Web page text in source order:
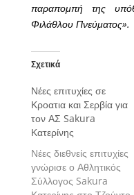
παραπομπή της
Φιλάθλου Πνεύματος».
Σχετικά
Νέες επιτυχίες σε
Κροατια και Σερβία για
τον ΑΣ Sakura
Κατερίνης
Νέες διεθνείς επιτυχίες
γνώρισε ο Αθλητικός
Σύλλογος Sakura